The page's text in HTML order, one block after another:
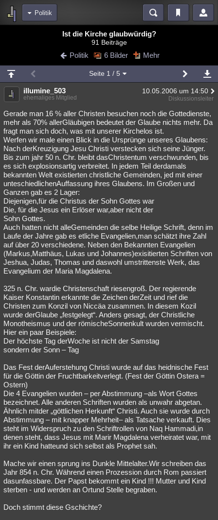
Politik
Blogs
Chat Wiki Neuigkeiten
meine Rubriken
Menschen Wissenschaft Mystery Kriminalfälle
Spiritualität Verschwörungen Technologie Ufologie
Natur Umfragen Unterhaltung
weitere Rubriken
Philosophie Träume Orte Esoterik Literatur
Astronomie Helpdesk Gruppen Gaming Filme
Musik Clash Verbesserungen Allmystery
Übersichten
Besucht Teilgenommen Alle Neue Geschlossen
Lesenswert Schlüsselwörter
Ist die Kirche glaubwürdig?
91 Beiträge
Politik 6 Bilder Mehr
Seite 1 / 5
illumine_503 10.05.2006 um 14:50
ehemaliges Mitglied Diskussionsleiter
Gerade man 16 % aller Christen besuchen noch die Gottedienste,
mehr als 70% allerGläubigen bedeutet der Glaube nichts mehr. Da
fragt man sich doch, was mit unserer Kirchelos ist.
Werfen wir male einen Blick in die Ursprünge unseres Glaubens:
Nach derKreuzigung Jesu Christi verstecken sich seine Jünger.
Bis zum jahr 50 n. Chr. bleibt dasChristentum verschwunden, bis
es sich explosionsartig verbreitet. In jedem Teil derdamals
bekannten Welt existierten christliche Gemeinden, jed mit einer
unteschiedlichenAuffassung ihres Glaubens. Im Großen und
Ganzen gab es 2 Lager:
Diejenigen,für die Christus der Sohn Gottes war
Die, für die Jesus ein Erlöser war,aber nicht der
Sohn Gottes.
Auch hatten nicht alleGemeinden die selbe Heilige Schrift, denn im
Laufe der Jahre gab es etliche Evangelien,man schätzt ihre Zahl
auf über 20 verschiedene. Neben den Bekannten Evangelien
(Markus,Matthäus, Lukas und Johannes)exisitierten Schriften von
Jeshua, Judas, Thomas und daswohl umstrittenste Werk, das
Evangelium der Maria Magdalena.
325 n. Chr. wardie Christenschaft riesengroß. Der regierende
Kaiser Konstantin erkannte die Zeichen derZeit und rief die
Christen zum Konzil von Niccäa zusammen. In diesem Kozil
wurde derGlaube „festgelegt“. Anders gesagt, der Christliche
Monotheismus und der römischeSonnenkult wurden vermischt.
Hier ein paar Beispiele:
Der höchste Tag derWoche ist nicht der Samstag
sondern der Sonn – Tag
Das Fest derAuferstehung Christi wurde auf das heidnische Fest
für die Göttin der Fruchtbarkeitverlegt. (Fest der Göttin Ostera =
Ostern)
Die 4 Evangelien wurden – per Abstimmung –als Wort Gottes
bezeichnet. Alle anderen Schriften wurden als unwahr abgetan.
Ähnlich mitder „göttlichen Herkunft“ Christi. Auch sie wurde durch
Abstimmung – mit knapper Mehrheit– als Tatsache verkauft. Dies
steht im Widerspruch zu den Schriftrollen von Naq Hammadi,in
denen steht, dass Jesus mit Marir Magdalena verheiratet war, mit
ihr ein Kind hatteund sich selbst als Prophet sah.
Mache wir einen sprung ins Dunkle Mittelalter.Wir schreiben das
Jahr 854 n. Chr. Während einen Prozession durch Rom passiert
dasunfassbare. Der Papst bekommt ein Kind !!! Mutter und Kind
sterben - und werden an Ortund Stelle begraben.
Doch stimmt diese Gschichte?